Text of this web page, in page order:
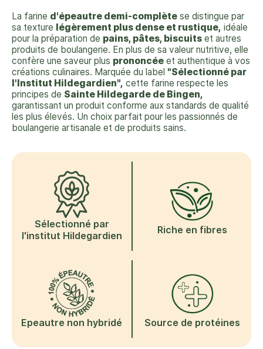
La farine d'épeautre demi-complète se distingue par
sa texture légèrement plus dense et rustique, idéale
pour la préparation de pains, pâtes, biscuits et autres
produits de boulangerie. En plus de sa valeur nutritive, elle
confère une saveur plus prononcée et authentique à vos
créations culinaires. Marquée du label "Sélectionné par
l'Institut Hildegardien", cette farine respecte les
principes de Sainte Hildegarde de Bingen,
garantissant un produit conforme aux standards de qualité
les plus élevés. Un choix parfait pour les passionnés de
boulangerie artisanale et de produits sains.
Sélectionné par
l'institut Hildegardien
Riche en fibres
Epeautre non hybridé Source de protéines